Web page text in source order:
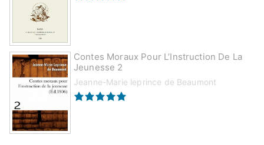
Contes Moraux Pour L’Instruction De La
Jeunesse 2
Jeanne-Marie leprince de Beaumont